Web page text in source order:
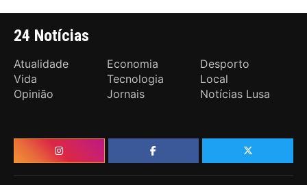
24 Notícias
Atualidade Economia
Desporto
Vida
Tecnologia
Local
Opinião
Jornais Notícias Lusa